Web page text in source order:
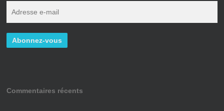
Commentaires récents